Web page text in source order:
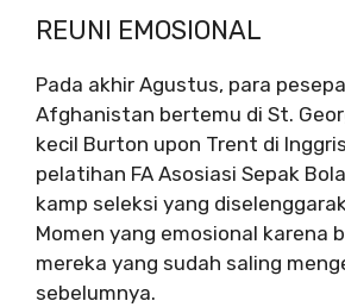
REUNI EMOSIONAL
Pada akhir Agustus, para
Afghanistan bertemu di St.
kecil Burton upon Trent di
pelatihan FA Asosiasi Sepak
kamp seleksi yang
Momen yang emosional karena
mereka yang sudah saling
sebelumnya.